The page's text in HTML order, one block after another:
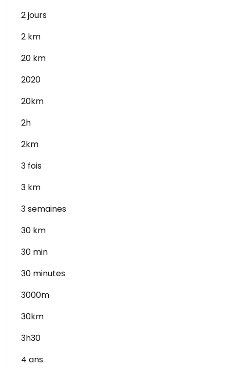
2 jours
2 km
20 km
2020
20km
2h
2km
3 fois
3 km
3 semaines
30 km
30 min
30 minutes
3000m
30km
3h30
4 ans